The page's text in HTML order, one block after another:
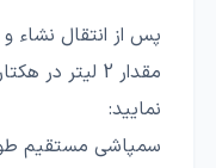
پس از انتقال
نمایید:
سمپاشی مستقیم